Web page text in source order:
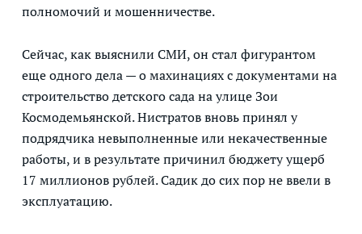
полномочий и мошенничестве.
Сейчас, как выяснили СМИ, он стал фигурантом
еще одного дела — о махинациях с документами на
строительство детского сада на улице Зои
Космодемьянской. Нистратов вновь принял у
подрядчика невыполненные или некачественные
работы, и в результате причинил бюджету ущерб
17 миллионов рублей. Садик до сих пор не ввели в
эксплуатацию.